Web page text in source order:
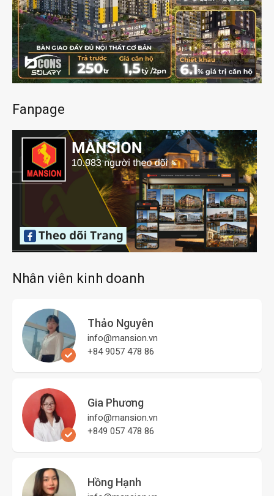
Fanpage
Nhân viên kinh doanh
Thảo Nguyên
info@mansion.vn
+84 9057 478 86
Gia Phương
info@mansion.vn
+849 057 478 86
Hồng Hạnh